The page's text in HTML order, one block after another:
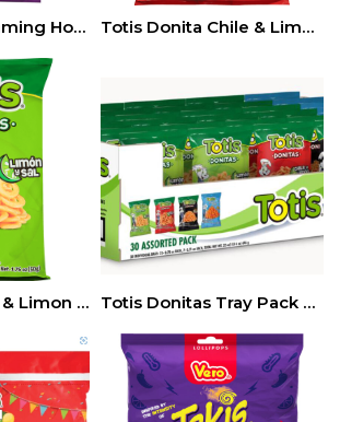
Tostitos Xtra Flaming Hot (pack 3) Totis Donita Chile & Limon 24pz (1.76 oz)
Totis Donita Sal & Limon 24 (1.76 oz) Totis Donitas Tray Pack 30/07oz